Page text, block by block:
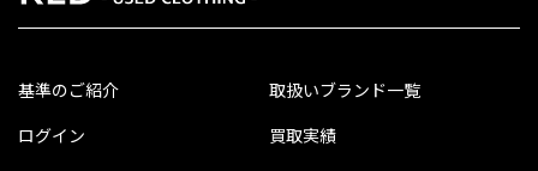
基準のご紹介
ログイン
取扱いブランド一覧
買取実績